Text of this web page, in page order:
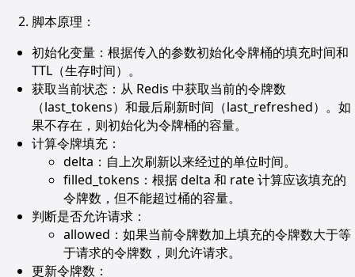
脚本原理：
初始化变量：根据传入的参数初始化令牌桶的填充时间和
TTL（生存时间）。
获取当前状态：从 Redis 中获取当前的令牌数
（last_tokens）和最后刷新时间（last_refreshed）。如
果不存在，则初始化为令牌桶的容量。
计算令牌填充：
delta：自上次刷新以来经过的单位时间。
filled_tokens：根据 delta 和 rate 计算应该填充的
令牌数，但不能超过桶的容量。
判断是否允许请求：
allowed：如果当前令牌数加上填充的令牌数大于等
于请求的令牌数，则允许请求。
更新令牌数：